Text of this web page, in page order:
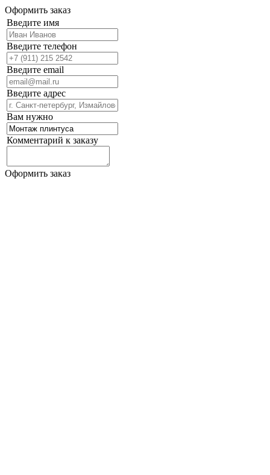
Оформить заказ
Введите имя
Введите телефон
Введите email
Введите адрес
Вам нужно
Комментарий к заказу
Оформить заказ